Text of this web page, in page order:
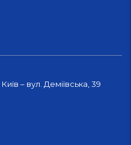
– вул. Деміївська, 39